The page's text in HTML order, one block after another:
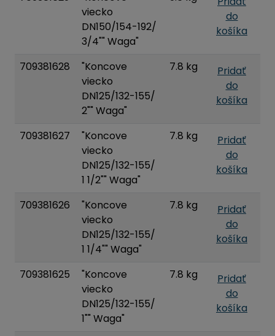
viecko
DN150/154-192/
3/4"" Waga"
do
košíka
709381628
"Koncove
viecko
DN125/132-155/
2"" Waga"
7.8 kg
Pridať
do
košíka
709381627
"Koncove
viecko
DN125/132-155/
1 1/2"" Waga"
7.8 kg
Pridať
do
košíka
709381626
"Koncove
viecko
DN125/132-155/
1 1/4"" Waga"
7.8 kg
Pridať
do
košíka
709381625
"Koncove
viecko
DN125/132-155/
1"" Waga"
7.8 kg
Pridať
do
košíka